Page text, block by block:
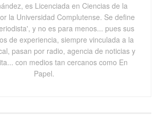
es Licenciada en Ciencias de la
la Universidad Complutense. Se define
y no es para menos... pues sus
de experiencia, siempre vinculada a la
pasan por radio, agencia de noticias y
con medios tan cercanos como En
Papel.